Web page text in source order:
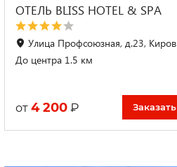
ОТЕЛЬ BLISS HOTEL & SPA
Улица Профсоюзная, д.23, Киров
До центра 1.5 км
от4 200 ₽ Заказать